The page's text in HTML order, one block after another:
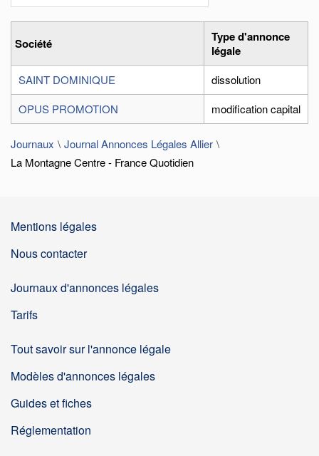
Société
Type d'annonce
légale
SAINT DOMINIQUE
dissolution
OPUS PROMOTION
modification capital
Journaux
Journal Annonces Légales Allier
La Montagne Centre - France Quotidien
Mentions légales
Nous contacter
Journaux d'annonces légales
Tarifs
Tout savoir sur l'annonce légale
Modèles d'annonces légales
Guides et fiches
Réglementation